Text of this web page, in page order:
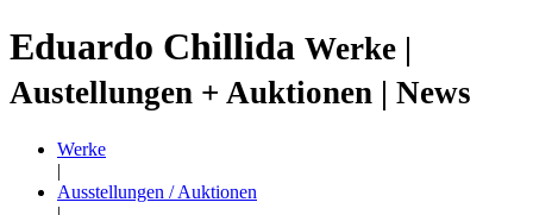
Eduardo Chillida Werke |
Austellungen + Auktionen | News
Werke
|
Ausstellungen / Auktionen